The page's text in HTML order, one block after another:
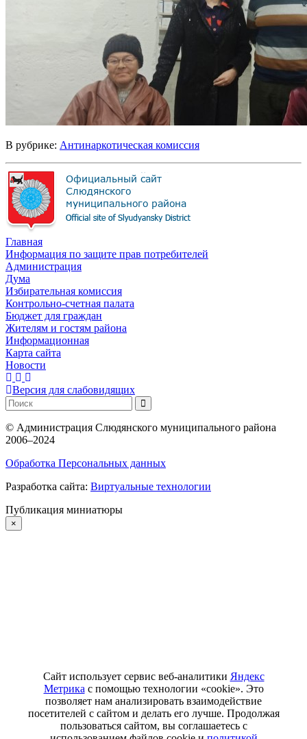
В рубрике: Антинаркотическая комиссия
Главная
Информация по защите прав потребителей
Администрация
Дума
Избирательная комиссия
Контрольно-счетная палата
Бюджет для граждан
Жителям и гостям района
Информационная
Карта сайта
Новости
Версия для слабовидящих
© Администрация Слюдянского муниципального района
2006–2024
Обработка Персональных данных
Разработка сайта: Виртуальные технологии
Публикация миниатюры
×
Сайт использует сервис веб-аналитики Яндекс
Метрика с помощью технологии «cookie». Это
позволяет нам анализировать взаимодействие
посетителей с сайтом и делать его лучше. Продолжая
пользоваться сайтом, вы соглашаетесь с